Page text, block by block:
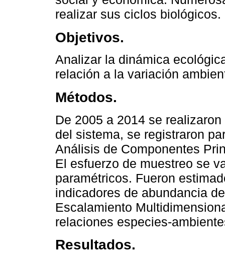
realizar sus ciclos biológicos.
Objetivos.
Analizar la dinámica
relación a la variación
Métodos.
De 2005 a 2014 se
del sistema, se registraron
Análisis de Componentes
El esfuerzo de muestreo se
paramétricos. Fueron
indicadores de abundancia
Escalamiento
relaciones especies-
Resultados.